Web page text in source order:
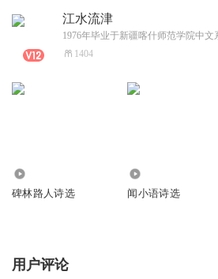
江水流津
1404
碑林路人诗选 闻小语诗选
用户评论